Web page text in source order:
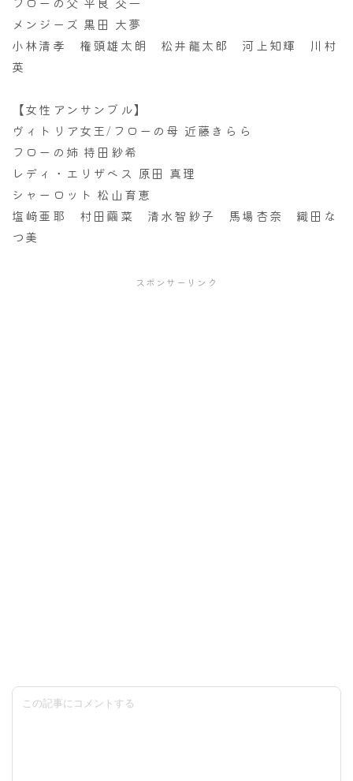
メンジーズ 黒田 大夢
小林清孝 権頭雄太朗 松井龍太郎 河上知輝 川村
英
【女性アンサンブル】
ヴィトリア女王/フローの母 近藤きらら
フローの姉 持田紗希
レディ・エリザベス 原田 真理
シャーロット 松山育恵
塩﨑亜耶 村田繭菜 清水智紗子 馬場杏奈 織田な
つ美
スポンサーリンク